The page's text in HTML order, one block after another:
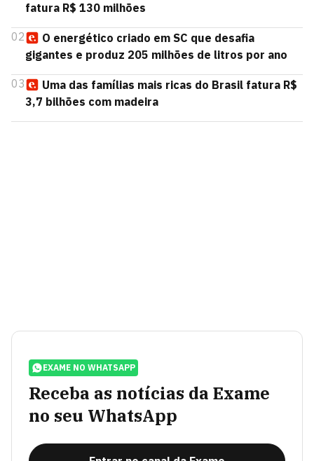
fatura R$ 130 milhões
02
O energético criado em SC que desafia
gigantes e produz 205 milhões de litros por ano
03
Uma das famílias mais ricas do Brasil fatura R$
3,7 bilhões com madeira
EXAME NO WHATSAPP
Receba as notícias da Exame
no seu WhatsApp